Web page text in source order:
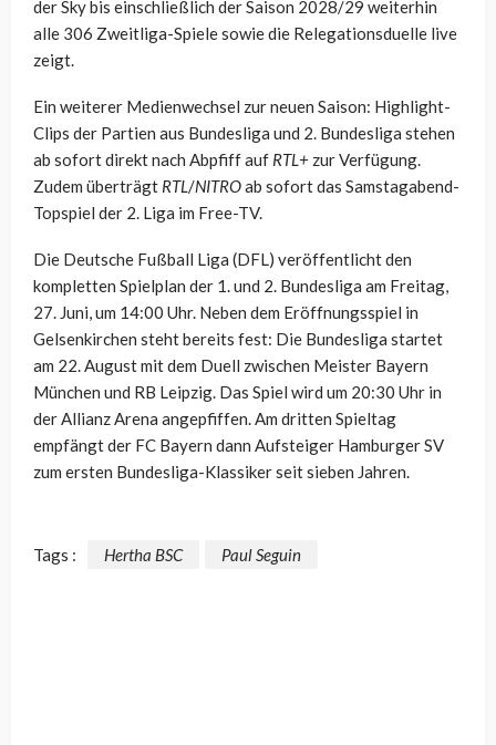
der Sky bis einschließlich der Saison 2028/29 weiterhin
alle 306 Zweitliga-Spiele sowie die Relegationsduelle live
zeigt.
Ein weiterer Medienwechsel zur neuen Saison: Highlight-
Clips der Partien aus Bundesliga und 2. Bundesliga stehen
ab sofort direkt nach Abpfiff auf RTL+ zur Verfügung.
Zudem überträgt RTL/NITROab sofort das Samstagabend-
Topspiel der 2. Liga im Free-TV.
Die Deutsche Fußball Liga (DFL) veröffentlicht den
kompletten Spielplan der 1. und 2. Bundesliga am Freitag,
27. Juni, um 14:00 Uhr. Neben dem Eröffnungsspiel in
Gelsenkirchen steht bereits fest: Die Bundesliga startet
am 22. August mit dem Duell zwischen Meister Bayern
München und RB Leipzig. Das Spiel wird um 20:30 Uhr in
der Allianz Arena angepfiffen. Am dritten Spieltag
empfängt der FC Bayern dann Aufsteiger Hamburger SV
zum ersten Bundesliga-Klassiker seit sieben Jahren.
Tags : Hertha BSC Paul Seguin